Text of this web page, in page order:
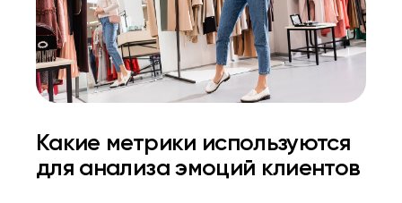
Какие метрики используются
для анализа эмоций клиентов